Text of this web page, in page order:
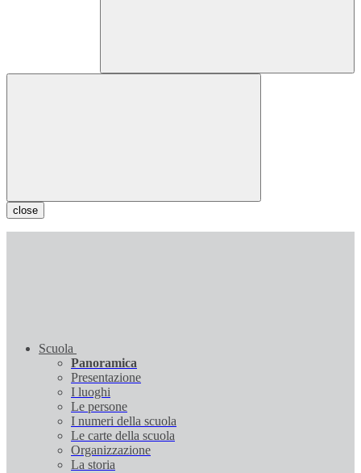
close
Scuola
Panoramica
Presentazione
I luoghi
Le persone
I numeri della scuola
Le carte della scuola
Organizzazione
La storia